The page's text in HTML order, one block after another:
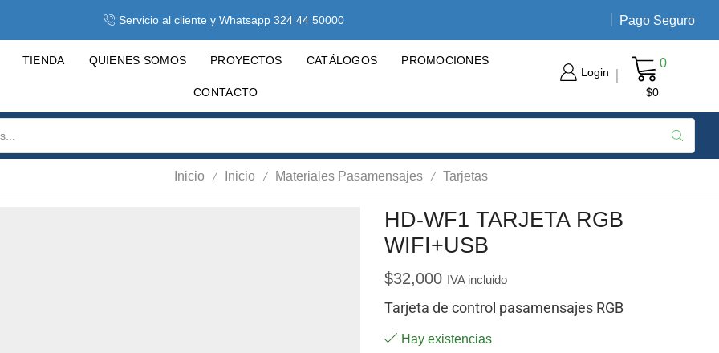
Servicio al cliente y Whatsapp 324 44 50000 Envíos nacionales de 3 a 5
Pago Seguro
TIENDA QUIENES SOMOS PROYECTOS CATÁLOGOS PROMOCIONES
CONTACTO
Login
0
$0
Inicio / Inicio / Materiales Pasamensajes / Tarjetas
HD-WF1 TARJETA RGB
WIFI+USB
$32,000 IVA incluido
Tarjeta de control pasamensajes RGB
Hay existencias